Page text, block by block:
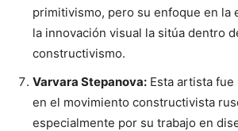
primitivismo, pero su enfoque en la
la innovación visual la sitúa dentro
constructivismo.
Varvara Stepanova: Esta artista
en el movimiento constructivista
especialmente por su trabajo en